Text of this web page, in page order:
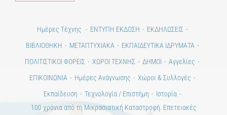
Ημέρες Τέχνης ΕΝΤΥΠΗ ΕΚΔΟΣΗ
ΕΚΔΗΛΩΣΕΙΣ
ΒΙΒΛΙΟΘΗΚΗ
ΜΕΤΑΠΤΥΧΙΑΚΑ
ΕΚΠΑΙΔΕΥΤΙΚΑ ΙΔΡΥΜΑΤΑ
ΠΟΛΙΤΙΣΤΙΚΟΙ ΦΟΡΕΙΣ
ΧΩΡΟΙ ΤΕΧΝΗΣ ΔΗΜΟΙ
Αγγελίες
ΕΠΙΚΟΙΝΩΝΙΑ
Ημέρες Ανάγνωσης
Χώροι & Συλλογές
Εκπαίδευση
Τεχνολογία / Επιστήμη
Ιστορία
100 χρόνια από τη Μικρασιατική Καταστροφή. Επετειακές